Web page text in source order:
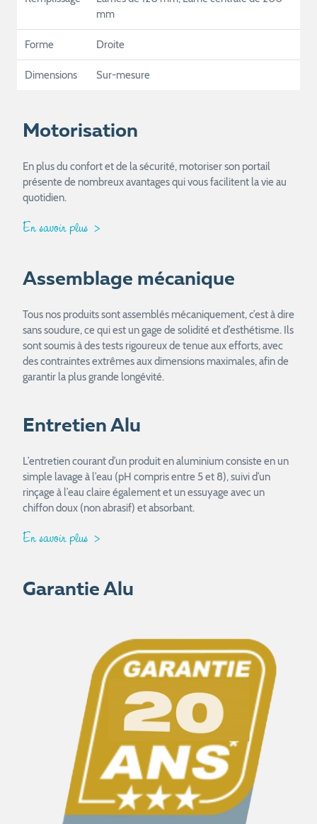
mm
Forme Droite
Dimensions Sur-mesure
Motorisation
En plus du confort et de la sécurité, motoriser son portail
présente de nombreux avantages qui vous facilitent la vie au
quotidien.
En savoir plus
Assemblage mécanique
Tous nos produits sont assemblés mécaniquement, c’est à dire
sans soudure, ce qui est un gage de solidité et d’esthétisme. Ils
sont soumis à des tests rigoureux de tenue aux efforts, avec
des contraintes extrêmes aux dimensions maximales, afin de
garantir la plus grande longévité.
Entretien Alu
L’entretien courant d’un produit en aluminium consiste en un
simple lavage à l’eau (pH compris entre 5 et 8), suivi d’un
rinçage à l’eau claire également et un essuyage avec un
chiffon doux (non abrasif) et absorbant.
En savoir plus
Garantie Alu